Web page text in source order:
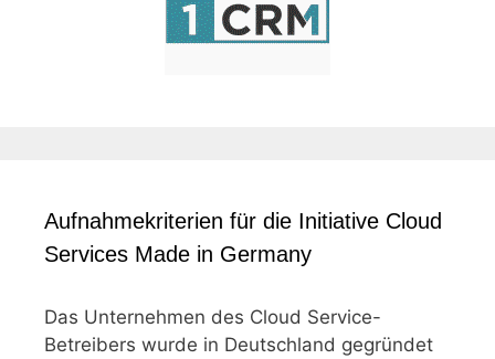
Aufnahmekriterien für die Initiative Cloud
Services Made in Germany
Das Unternehmen des Cloud Service-
Betreibers wurde in Deutschland gegründet